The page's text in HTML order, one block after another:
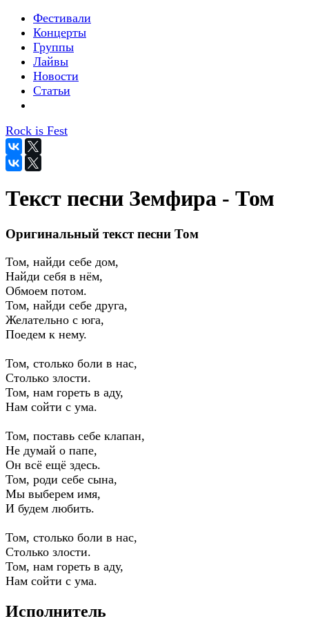
Фестивали
Концерты
Группы
Лайвы
Новости
Статьи
Rock is Fest
Текст песни Земфира - Том
Оригинальный текст песни Том
Том, найди себе дом,
Найди себя в нём,
Обмоем потом.
Том, найди себе друга,
Желательно с юга,
Поедем к нему.
Том, столько боли в нас,
Столько злости.
Том, нам гореть в аду,
Нам сойти с ума.
Том, поставь себе клапан,
Не думай о папе,
Он всё ещё здесь.
Том, роди себе сына,
Мы выберем имя,
И будем любить.
Том, столько боли в нас,
Столько злости.
Том, нам гореть в аду,
Нам сойти с ума.
Исполнитель